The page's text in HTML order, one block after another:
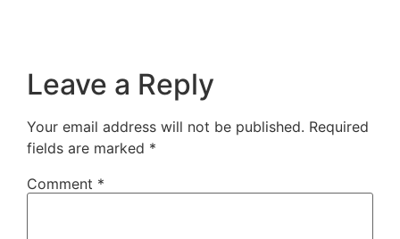
Leave a Reply
Your email address will not be published. Required
fields are marked *
Comment *